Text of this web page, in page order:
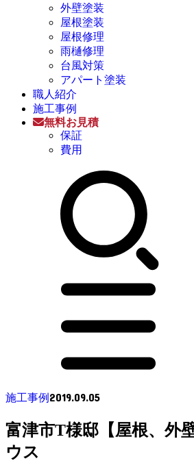
外壁塗装
屋根塗装
屋根修理
雨樋修理
台風対策
アパート塗装
職人紹介
施工事例
無料お見積
保証
費用
施工事例 2019.09.05
富津市T様邸【屋根、外
ウス